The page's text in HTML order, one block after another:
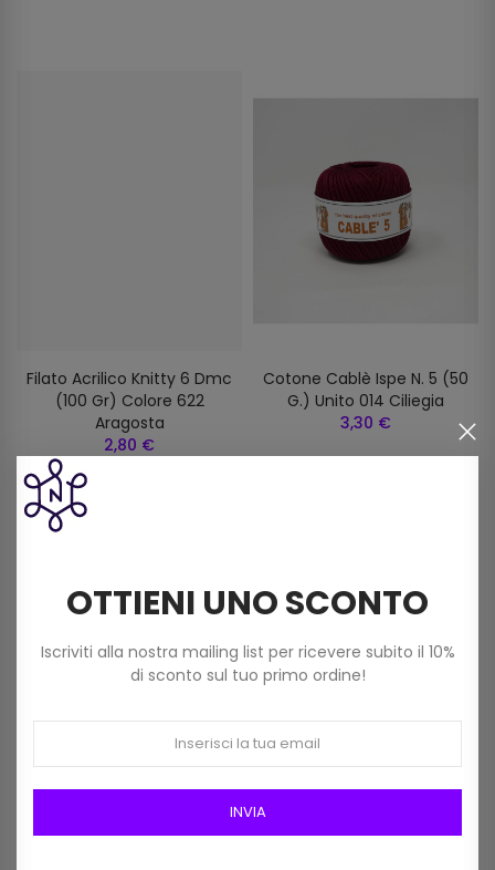
Filato Acrilico Knitty 6 Dmc
(100 Gr) Colore 622
Aragosta
2,80 €
Cotone Cablè Ispe N. 5 (50
G.) Unito 014 Ciliegia
3,30 €
Filato Acrilico Knitty 6 Dmc
Filato Acrilico Knitty10 Dmc
OTTIENI UNO SCONTO
Iscriviti alla nostra mailing list per ricevere subito il 10%
di sconto sul tuo primo ordine!
INVIA